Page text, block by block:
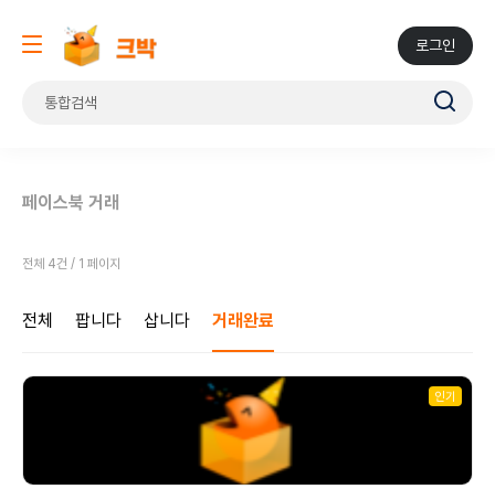
로그인
페이스북 거래
전체 4건 / 1 페이지
전체 팝니다 삽니다 거래완료
인기